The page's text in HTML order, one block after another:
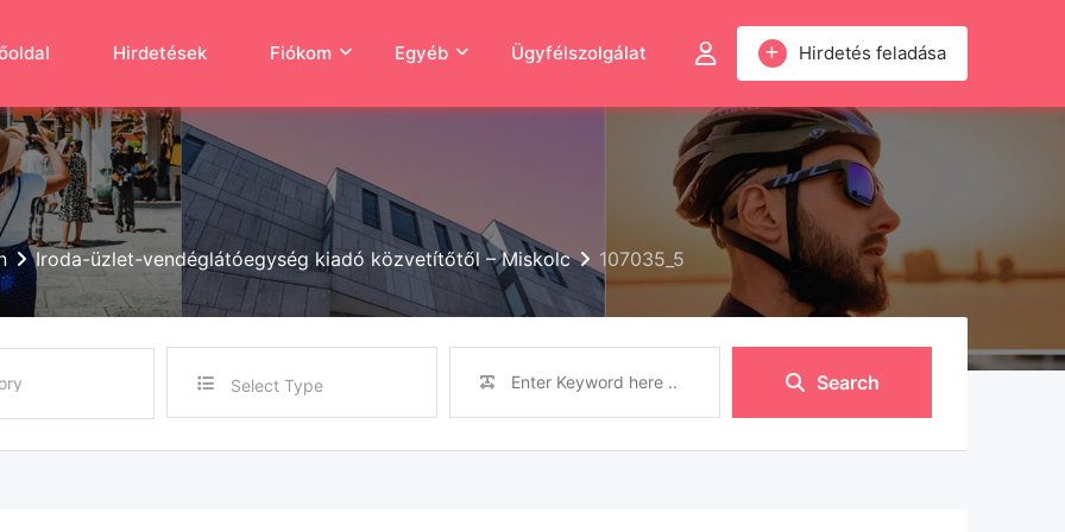
Hirdetés feladása
Hirdetések Fiókom Egyéb Ügyfélszolgálat
Iroda-üzlet-vendéglátóegység kiadó közvetítőtől – Miskolc 107035_5
Select Type Search